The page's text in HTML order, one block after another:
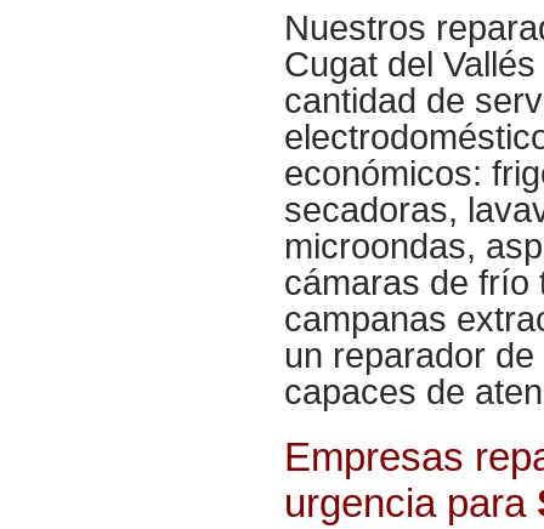
Nuestros
Cugat del
cantidad de
económicos:
secadoras,
microondas,
cámaras de frío
campanas
un reparador
capaces de
Empresas
urgencia para